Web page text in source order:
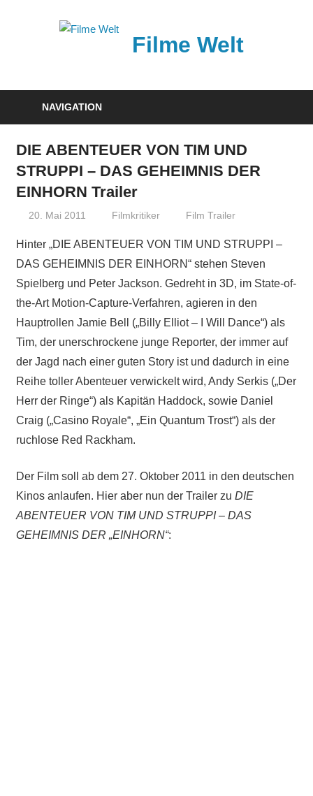
Filme Welt
aktuellen
Kinofilmen
NAVIGATION
DIE ABENTEUER VON TIM UND
STRUPPI – DAS GEHEIMNIS DER
EINHORN Trailer
20. Mai 2011 Filmkritiker Film Trailer
Hinter „DIE ABENTEUER VON TIM UND STRUPPI –
DAS GEHEIMNIS DER EINHORN“ stehen Steven
Spielberg und Peter Jackson. Gedreht in 3D, im State-of-
the-Art Motion-Capture-Verfahren, agieren in den
Hauptrollen Jamie Bell („Billy Elliot – I Will Dance“) als
Tim, der unerschrockene junge Reporter, der immer auf
der Jagd nach einer guten Story ist und dadurch in eine
Reihe toller Abenteuer verwickelt wird, Andy Serkis („Der
Herr der Ringe“) als Kapitän Haddock, sowie Daniel
Craig („Casino Royale“, „Ein Quantum Trost“) als der
ruchlose Red Rackham.
Der Film soll ab dem 27. Oktober 2011 in den deutschen
Kinos anlaufen. Hier aber nun der Trailer zu DIE
ABENTEUER VON TIM UND STRUPPI – DAS
GEHEIMNIS DER „EINHORN“: